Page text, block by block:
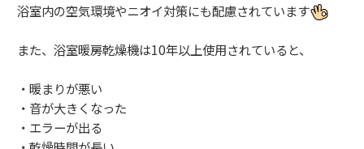
浴室内の空気環境やニオイ対策にも配慮されています
また、浴室暖房乾燥機は10年以上使用されていると、
・暖まりが悪い
・音が大きくなった
・エラーが出る